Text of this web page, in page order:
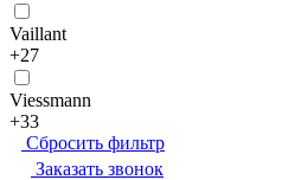
Vaillant
+27
Viessmann
+33
Сбросить фильтр
Заказать звонок